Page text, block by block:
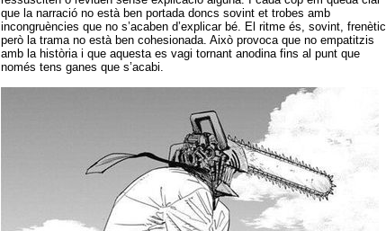
que la narració no està ben portada doncs sovint et trobes amb
incongruències que no s’acaben d’explicar bé. El ritme és, sovint, frenètic
però la trama no està ben cohesionada. Això provoca que no empatitzis
amb la història i que aquesta es vagi tornant anodina fins al punt que
només tens ganes que s’acabi.